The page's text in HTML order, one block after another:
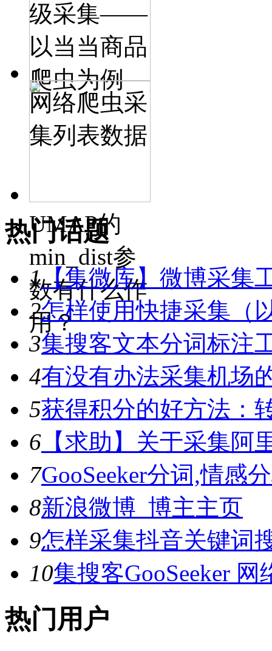
级采集——
以当当商品
爬虫为例
网络爬虫采
集列表数据
UMAP的
min_dist参
数有什么作
用？
热门话题
1【集微库】微博采集
2怎样使用快捷采集（
3集搜客文本分词标注
4有没有办法采集机场
5获得积分的好方法：
6 【求助】关于采集阿
7GooSeeker分词,情感
8新浪微博_博主主页
9怎样采集抖音关键词
10集搜客GooSeeker
热门用户